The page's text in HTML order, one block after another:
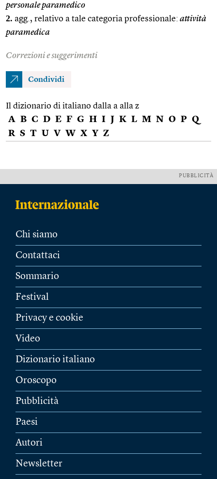
personale paramedico
2. agg., relativo a tale categoria professionale: attività
paramedica
Correzioni e suggerimenti
Condividi
Il dizionario di italiano dalla a alla z
A B C D E F G H I J K L M N O P Q
R S T U V W X Y Z
PUBBLICITÀ
Chi siamo
Contattaci
Sommario
Festival
Privacy e cookie
Video
Dizionario italiano
Oroscopo
Pubblicità
Paesi
Autori
Newsletter